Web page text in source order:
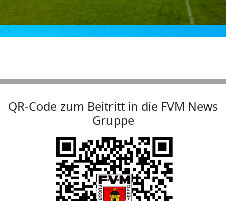
QR-Code zum Beitritt in die FVM News
Gruppe